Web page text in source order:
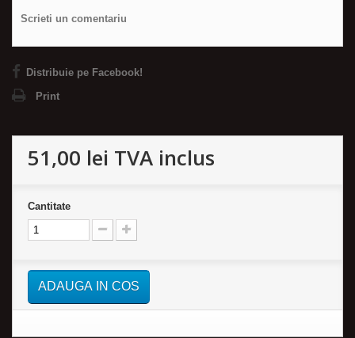
Scrieti un comentariu
Distribuie pe Facebook!
Print
51,00 lei TVA inclus
Cantitate
ADAUGA IN COS